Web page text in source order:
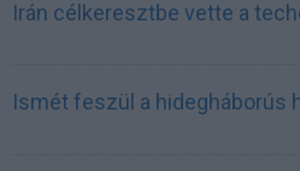
Irán célkeresztbe vette a
Ismét feszül a hidegháborús